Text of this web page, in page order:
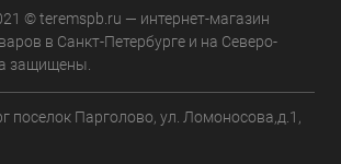
© teremspb.ru — интернет-магазин
в Санкт-Петербурге и на Северо-
защищены.
поселок Парголово, ул. Ломоносова,д.1,